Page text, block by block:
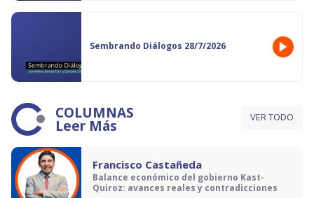
Sembrando Diálogos 28/7/2026
COLUMNAS
Leer Más VER TODO
Francisco Castañeda
Balance económico del gobierno Kast-
Quiroz: avances reales y contradicciones